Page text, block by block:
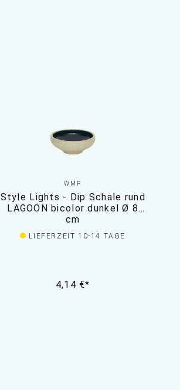
WMF
Style Lights - Dip Schale rund
LAGOON bicolor dunkel Ø 8
cm
LIEFERZEIT 10-14 TAGE
4,14 €*